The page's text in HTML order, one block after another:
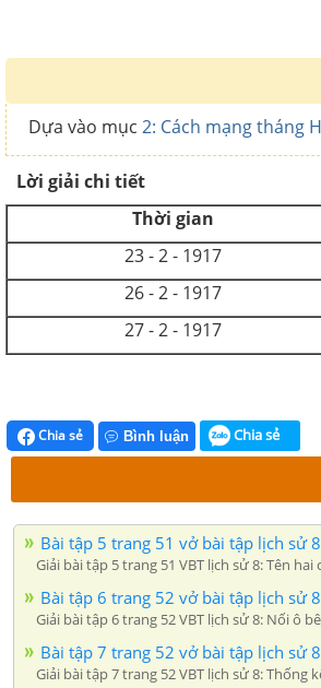
Dựa vào mục 2: Cách mạng tháng
Lời giải chi tiết
Thời gian
23 - 2 - 1917
26 - 2 - 1917
27 - 2 - 1917
Chia sẻ Bình luận Chia sẻ
Bài tập 5 trang 51 vở bài tập lịch sử 8
Giải bài tập 5 trang 51 VBT lịch sử 8: Tên
Bài tập 6 trang 52 vở bài tập lịch sử 8
Giải bài tập 6 trang 52 VBT lịch sử 8: Nối ô
Bài tập 7 trang 52 vở bài tập lịch sử 8
Giải bài tập 7 trang 52 VBT lịch sử 8: